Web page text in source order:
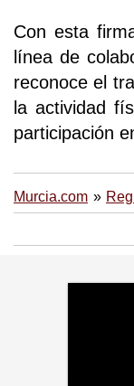
Con esta
línea de
reconoce el
la actividad
participación
Murcia.com